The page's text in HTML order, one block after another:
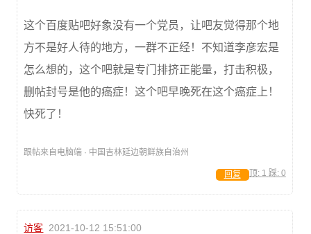
这个百度贴吧好象没有一个党员，让吧友觉得那个地
方不是好人待的地方，一群不正经！不知道李彦宏是
怎么想的，这个吧就是专门排挤正能量，打击积极，
删帖封号是他的癌症！这个吧早晚死在这个癌症上！
快死了！
跟帖来自电脑端 · 中国吉林延边朝鲜族自治州
顶: 1 踩: 0
回复
访客 2021-10-12 15:51:00